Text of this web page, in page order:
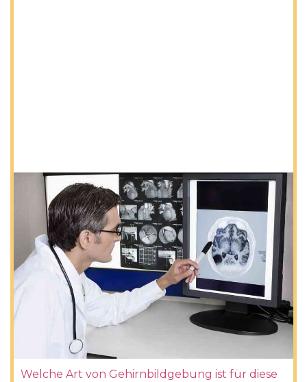
Welche Art von Gehirnbildgebung ist für diese